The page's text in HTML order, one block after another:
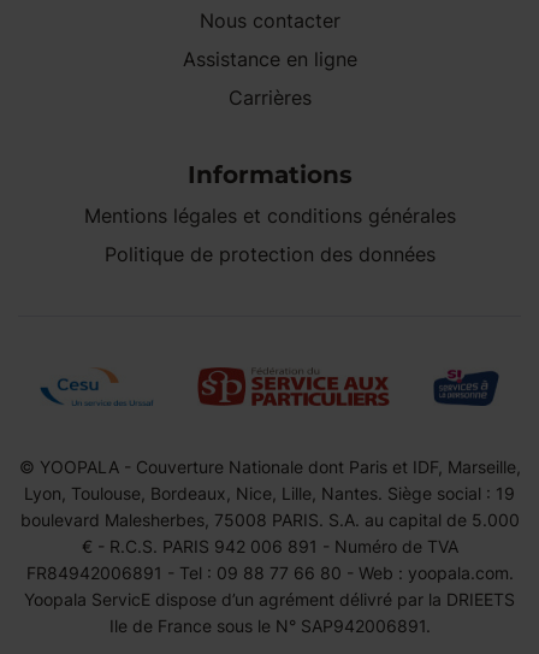
Nous contacter
Assistance en ligne
Carrières
Informations
Mentions légales et conditions générales
Politique de protection des données
© YOOPALA - Couverture Nationale dont Paris et IDF, Marseille,
Lyon, Toulouse, Bordeaux, Nice, Lille, Nantes. Siège social : 19
boulevard Malesherbes, 75008 PARIS. S.A. au capital de 5.000
€ - R.C.S. PARIS 942 006 891 - Numéro de TVA
FR84942006891 - Tel : 09 88 77 66 80 - Web : yoopala.com.
Yoopala ServicE dispose d’un agrément délivré par la DRIEETS
Ile de France sous le N° SAP942006891.